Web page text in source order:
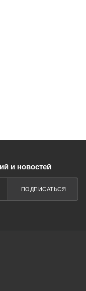
и новостей
ПОДПИСАТЬСЯ